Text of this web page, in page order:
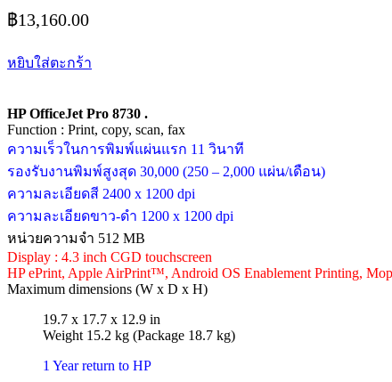
฿13,160.00
หยิบใส่ตะกร้า
HP OfficeJet Pro 8730 .
Function : Print, copy, scan, fax
ความเร็วในการพิมพ์แผ่นแรก 11 วินาที
รองรับงานพิมพ์สูงสุด 30,000 (250 – 2,000 แผ่น/เดือน)
ความละเอียดสี 2400 x 1200 dpi
ความละเอียดขาว-ดำ 1200 x 1200 dpi
หน่วยความจำ 512 MB
Display : 4.3 inch CGD touchscreen
HP ePrint, Apple AirPrint™, Android OS Enablement Printing,
Maximum dimensions (W x D x H)
19.7 x 17.7 x 12.9 in
Weight 15.2 kg (Package 18.7 kg)
1 Year return to HP